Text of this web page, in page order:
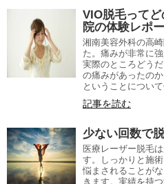
VIO脱毛って
院の体験レポ
湘南美容外科の高
た。痛みが非常に
実際のところどう
の痛みがあったの
ということについ
記事を読む
少ない回数で
医療レーザー脱毛
す。しっかりと施
悩まされることが
きます。実績を持